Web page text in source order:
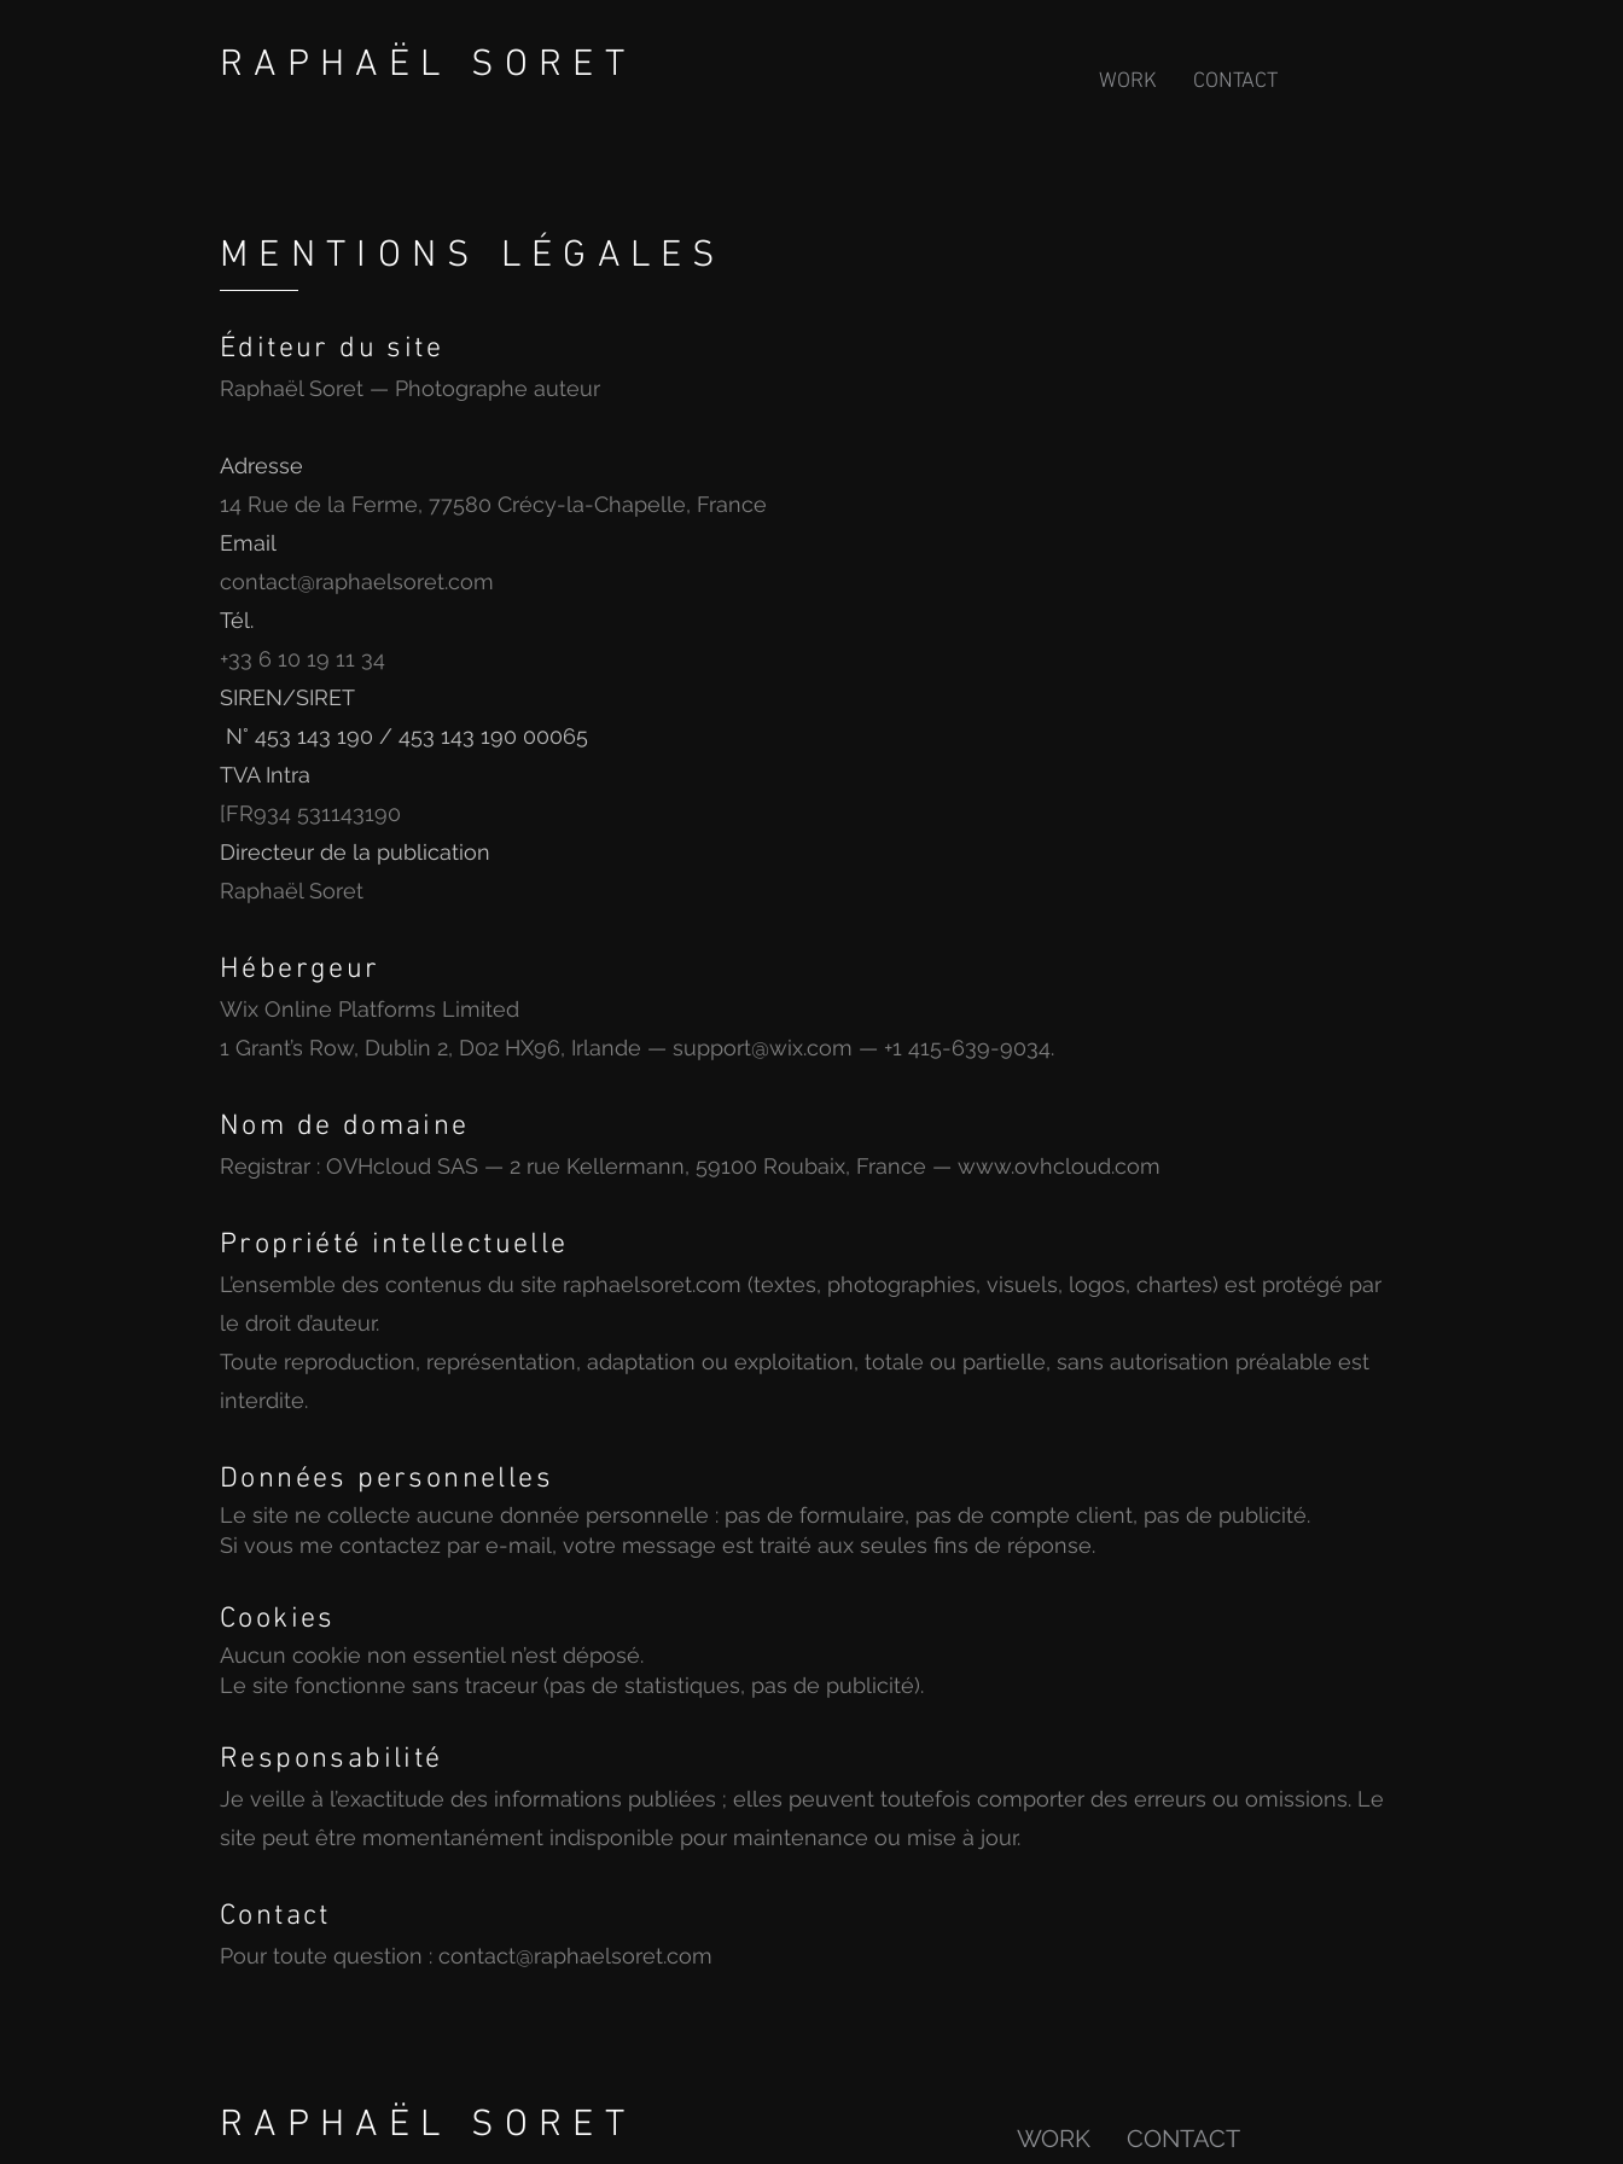
RAPHAËL SORET WORK CONTACT
MENTIONS LÉGALES
Éditeur du site
Raphaël Soret — Photographe auteur
Adresse
14 Rue de la Ferme, 77580 Crécy-la-Chapelle, France
Email
contact@raphaelsoret.com
Tél.
+33 6 10 19 11 34
SIREN/SIRET
N° 453 143 190 / 453 143 190 00065
TVA Intra
[FR934 531143190
Directeur de la publication
Raphaël Soret
Hébergeur
Wix Online Platforms Limited
1 Grant’s Row, Dublin 2, D02 HX96, Irlande — support@wix.com — +1 415-639-9034.
Nom de domaine
Registrar : OVHcloud SAS — 2 rue Kellermann, 59100 Roubaix, France — www.ovhcloud.com
Propriété intellectuelle
L’ensemble des contenus du site raphaelsoret.com (textes, photographies, visuels, logos, chartes) est protégé par
le droit d’auteur.
Toute reproduction, représentation, adaptation ou exploitation, totale ou partielle, sans autorisation préalable est
interdite.
Données personnelles
Le site ne collecte aucune donnée personnelle : pas de formulaire, pas de compte client, pas de publicité.
Si vous me contactez par e-mail, votre message est traité aux seules fins de réponse.
Cookies
Aucun cookie non essentiel n’est déposé.
Le site fonctionne sans traceur (pas de statistiques, pas de publicité).
Responsabilité
Je veille à l’exactitude des informations publiées ; elles peuvent toutefois comporter des erreurs ou omissions. Le
site peut être momentanément indisponible pour maintenance ou mise à jour.
Contact
Pour toute question : contact@raphaelsoret.com
RAPHAËL SORET WORK CONTACT